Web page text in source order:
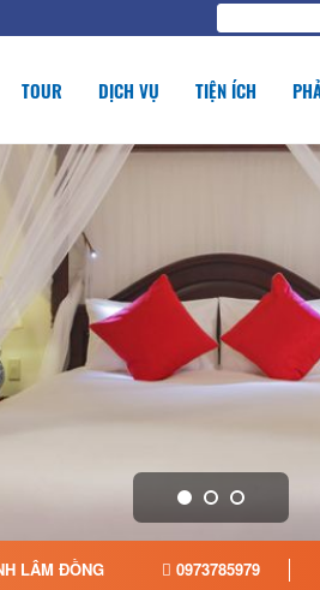
TOUR DỊCH VỤ TIỆN ÍCH
LÂM ĐỒNG 0973785979